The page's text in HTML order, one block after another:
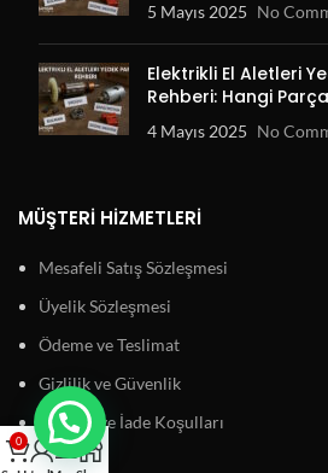
5 Mayıs 2025 No
Elektrikli El Aletleri
Rehberi: Hangi
4 Mayıs 2025 No
MÜŞTERI HIZMETLERI
Mesafeli Satış Sözleşmesi
Üyelik Sözleşmesi
Ödeme ve Teslimat
Gizlilik ve Güvenlik
Garanti ve İade Koşulları
0